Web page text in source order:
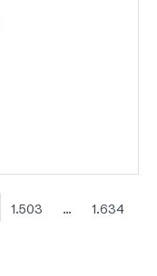
1.503 …
1.634